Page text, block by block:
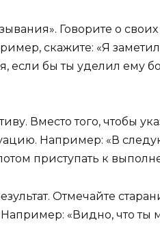
Говорите о
скажите: «Я
если бы ты уделил ему
Вместо того, чтобы
Например: «В
приступать к
Отмечайте
«Видно, что ты